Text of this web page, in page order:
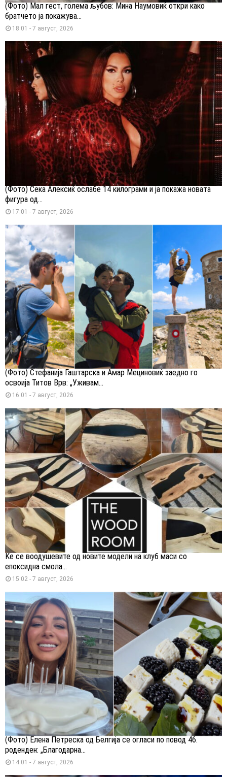
(Фото) Мал гест, голема љубов: Мина Наумовиќ откри како
братчето ја покажува...
18:01 - 7 август, 2026
(Фото) Сека Алексиќ ослабе 14 килограми и ја покажа новата
фигура од...
17:01 - 7 август, 2026
(Фото) Стефанија Гаштарска и Амар Мециновиќ заедно го
освоија Титов Врв: „Уживам...
16:01 - 7 август, 2026
Ќе се воодушевите од новите модели на клуб маси со
епоксидна смола...
15:02 - 7 август, 2026
(Фото) Елена Петреска од Белгија се огласи по повод 46.
роденден: „Благодарна...
14:01 - 7 август, 2026